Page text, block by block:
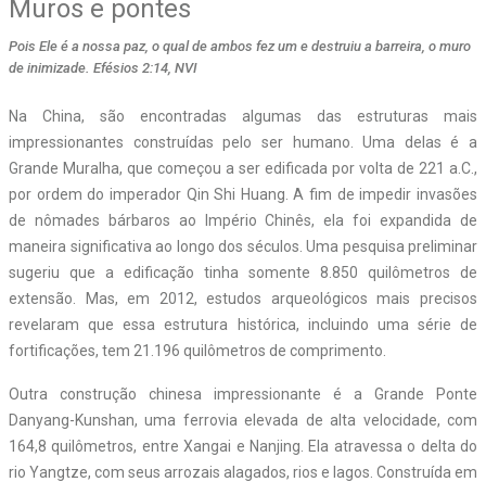
Muros e pontes
Pois Ele é a nossa paz, o qual de ambos fez um e destruiu a barreira, o muro
de inimizade. Efésios 2:14, NVI
Na China, são encontradas algumas das estruturas mais
impressionantes construídas pelo ser humano. Uma delas é a
Grande Muralha, que começou a ser edificada por volta de 221 a.C.,
por ordem do imperador Qin Shi Huang. A fim de impedir invasões
de nômades bárbaros ao Império Chinês, ela foi expandida de
maneira significativa ao longo dos séculos. Uma pesquisa preliminar
sugeriu que a edificação tinha somente 8.850 quilômetros de
extensão. Mas, em 2012, estudos arqueológicos mais precisos
revelaram que essa estrutura histórica, incluindo uma série de
fortificações, tem 21.196 quilômetros de comprimento.
Outra construção chinesa impressionante é a Grande Ponte
Danyang-Kunshan, uma ferrovia elevada de alta velocidade, com
164,8 quilômetros, entre Xangai e Nanjing. Ela atravessa o delta do
rio Yangtze, com seus arrozais alagados, rios e lagos. Construída em